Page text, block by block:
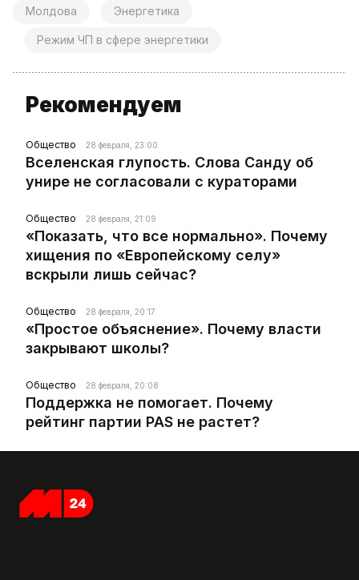
Молдова Энергетика
Режим ЧП в сфере энергетики
Рекомендуем
Общество 28 февраля, 23:00
Вселенская глупость. Слова Санду об
унире не согласовали с кураторами
Общество 28 февраля, 21:09
«Показать, что все нормально». Почему
хищения по «Европейскому селу»
вскрыли лишь сейчас?
Общество 28 февраля, 20:17
«Простое объяснение». Почему власти
закрывают школы?
Общество 28 февраля, 20:08
Поддержка не помогает. Почему
рейтинг партии PAS не растет?